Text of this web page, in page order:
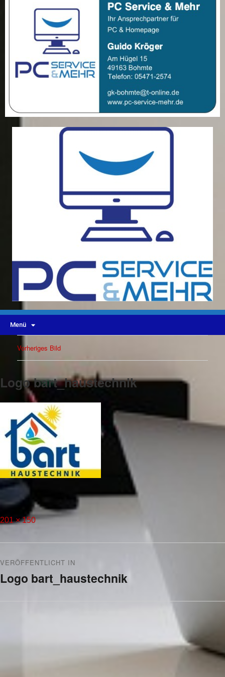
Menü
Vorheriges Bild
Logo bart_haustechnik
201 × 150
VERÖFFENTLICHT IN
Logo bart_haustechnik